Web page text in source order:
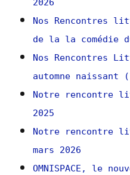
2026
Nos Rencontres
de la la comédie
Nos Rencontres
automne naissant
Notre rencontre
2025
Notre rencontre
mars 2026
OMNISPACE, le